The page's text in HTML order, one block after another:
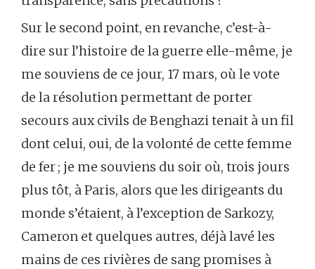
Sur le second point, en revanche, c’est-à-
dire sur l’histoire de la guerre elle-même, je
me souviens de ce jour, 17 mars, où le vote
de la résolution permettant de porter
secours aux civils de Benghazi tenait à un fil
dont celui, oui, de la volonté de cette femme
de fer ; je me souviens du soir où, trois jours
plus tôt, à Paris, alors que les dirigeants du
monde s’étaient, à l’exception de Sarkozy,
Cameron et quelques autres, déjà lavé les
mains de ces rivières de sang promises à